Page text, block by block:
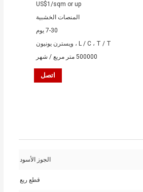
US$1/sqm or up
المنصات الخشبية
7-30 يوم
L / C ، T / T ، ويسترن يونيون
500000 متر مربع / شهر
اتصل
الجوز الأسود
قطع ربع